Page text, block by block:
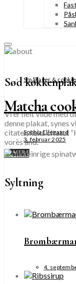
Sød
Vi er helt vilde med
denne plakat, synes
citater, f.eks citatet
vores ånd.
SE MERE
Syltning
4.
Småkager &
Matcha
Sophia Ellegaard
3. februar 2025
SE MERE